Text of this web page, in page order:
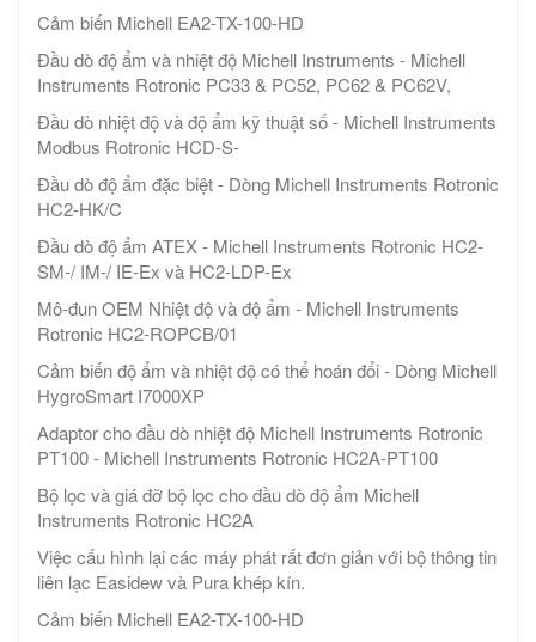
Cảm biến Michell EA2-TX-100-HD
Đầu dò độ ẩm và nhiệt độ Michell Instruments - Michell
Instruments Rotronic PC33 & PC52, PC62 & PC62V,
Đầu dò nhiệt độ và độ ẩm kỹ thuật số - Michell Instruments
Modbus Rotronic HCD-S-
Đầu dò độ ẩm đặc biệt - Dòng Michell Instruments Rotronic
HC2-HK/C
Đầu dò độ ẩm ATEX - Michell Instruments Rotronic HC2-
SM-/ IM-/ IE-Ex và HC2-LDP-Ex
Mô-đun OEM Nhiệt độ và độ ẩm - Michell Instruments
Rotronic HC2-ROPCB/01
Cảm biến độ ẩm và nhiệt độ có thể hoán đổi - Dòng Michell
HygroSmart I7000XP
Adaptor cho đầu dò nhiệt độ Michell Instruments Rotronic
PT100 - Michell Instruments Rotronic HC2A-PT100
Bộ lọc và giá đỡ bộ lọc cho đầu dò độ ẩm Michell
Instruments Rotronic HC2A
Việc cấu hình lại các máy phát rất đơn giản với bộ thông tin
liên lạc Easidew và Pura khép kín.
Cảm biến Michell EA2-TX-100-HD